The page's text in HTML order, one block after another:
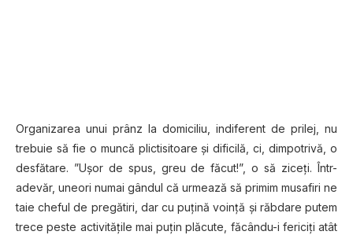
Organizarea unui prânz la domiciliu, indiferent de prilej, nu
trebuie să fie o muncă plictisitoare şi dificilă, ci, dimpotrivă, o
desfătare. ”Uşor de spus, greu de făcut!”, o să ziceţi. Într-
adevăr, uneori numai gândul că urmează să primim musafiri ne
taie cheful de pregătiri, dar cu puţină voinţă şi răbdare putem
trece peste activităţile mai puţin plăcute, făcându-i fericiţi atât